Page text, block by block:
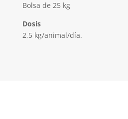
Bolsa de 25 kg
Dosis
2,5 kg/animal/día.